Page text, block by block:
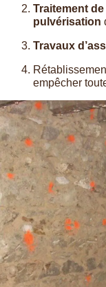
Traitement
pulvérisation
Travaux
empêcher